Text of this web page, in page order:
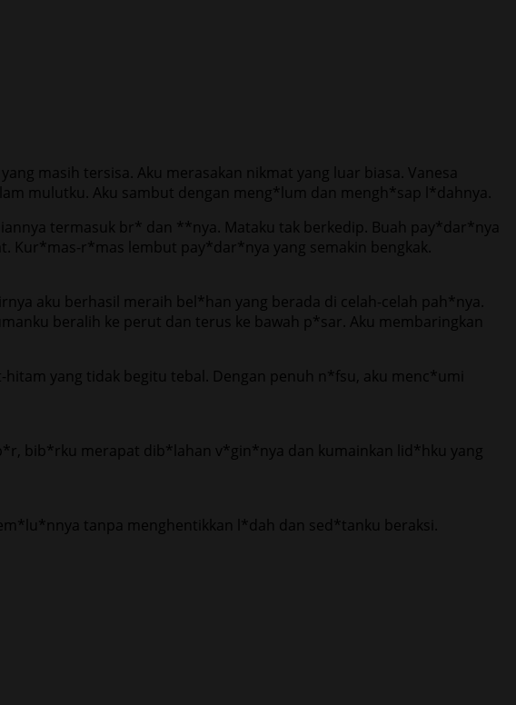
masih tersisa. Aku merasakan nikmat yang luar biasa. Vanesa
mulutku. Aku sambut dengan meng*lum dan mengh*sap l*dahnya.
termasuk br* dan **nya. Mataku tak berkedip. Buah pay*dar*nya
Kur*mas-r*mas lembut pay*dar*nya yang semakin bengkak.
aku berhasil meraih bel*han yang berada di celah-celah pah*nya.
beralih ke perut dan terus ke bawah p*sar. Aku membaringkan
yang tidak begitu tebal. Dengan penuh n*fsu, aku menc*umi
bib*rku merapat dib*lahan v*gin*nya dan kumainkan lid*hku yang
tanpa menghentikkan l*dah dan sed*tanku beraksi.